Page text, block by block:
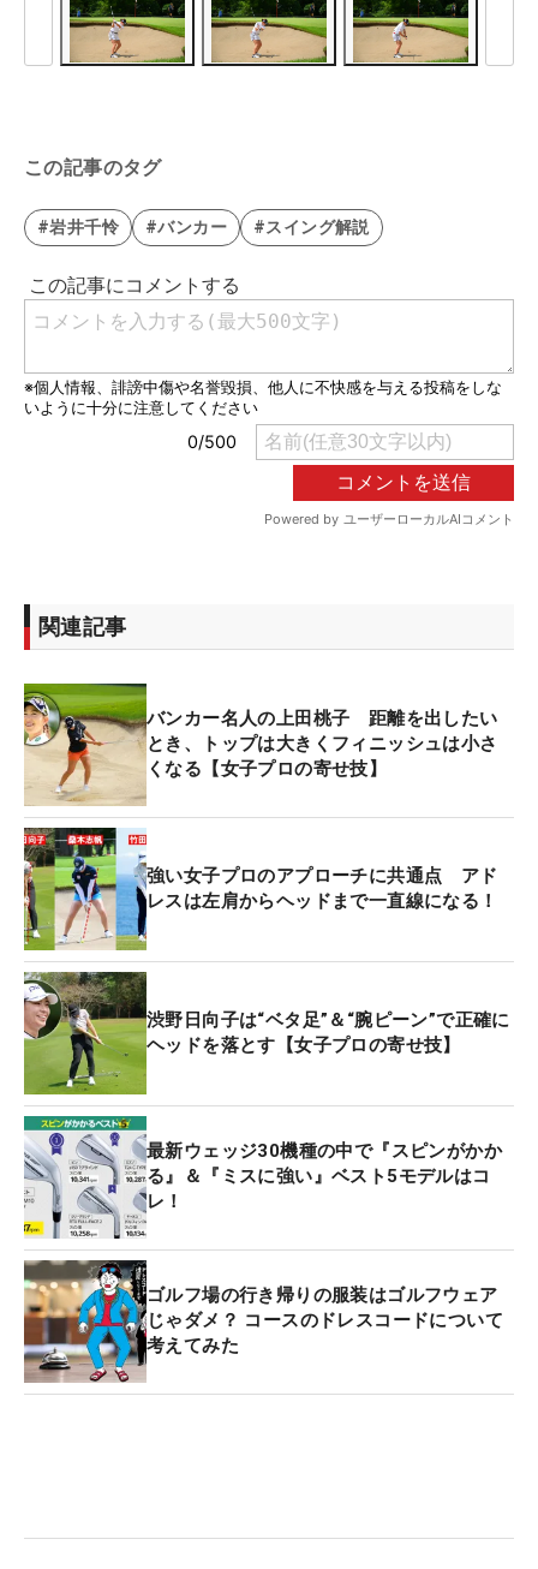
この記事のタグ
#岩井千怜 #バンカー #スイング解説
関連記事
バンカー名人の上田桃子 距離を出したい
とき、トップは大きくフィニッシュは小さ
くなる【女子プロの寄せ技】
強い女子プロのアプローチに共通点 アド
レスは左肩からヘッドまで一直線になる！
渋野日向子は“ベタ足”＆“腕ピーン”で正確に
ヘッドを落とす【女子プロの寄せ技】
最新ウェッジ30機種の中で『スピンがかか
る』＆『ミスに強い』ベスト5モデルはコ
レ！
ゴルフ場の行き帰りの服装はゴルフウェア
じゃダメ？ コースのドレスコードについて
考えてみた